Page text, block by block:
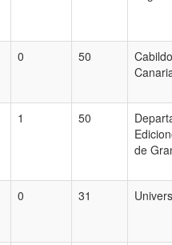
0 50
1 50
de
0 31